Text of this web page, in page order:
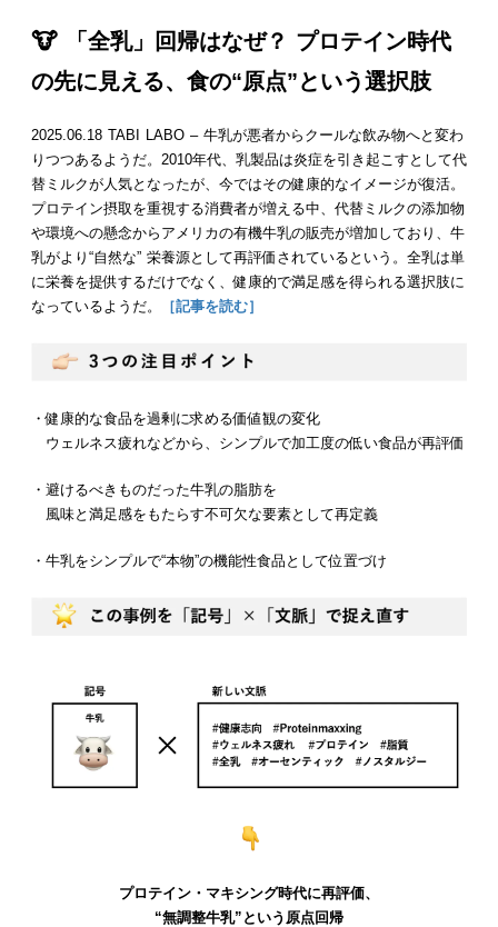
🐮 「全乳」回帰はなぜ？ プロテイン時代
の先に見える、食の“原点”という選択肢
2025.06.18 TABI LABO – 牛乳が悪者からクールな飲み物へと変わ
りつつあるようだ。2010年代、乳製品は炎症を引き起こすとして代
替ミルクが人気となったが、今ではその健康的なイメージが復活。
プロテイン摂取を重視する消費者が増える中、代替ミルクの添加物
や環境への懸念からアメリカの有機牛乳の販売が増加しており、牛
乳がより“自然な” 栄養源として再評価されているという。全乳は単
に栄養を提供するだけでなく、健康的で満足感を得られる選択肢に
なっているようだ。
［記事を読む］
・健康的な食品を過剰に求める価値観の変化
ウェルネス疲れなどから、シンプルで加工度の低い食品が再評価
・避けるべきものだった牛乳の脂肪を
風味と満足感をもたらす不可欠な要素として再定義
・牛乳をシンプルで“本物”の機能性食品として位置づけ
プロテイン・マキシング時代に再評価、
“無調整牛乳”という原点回帰